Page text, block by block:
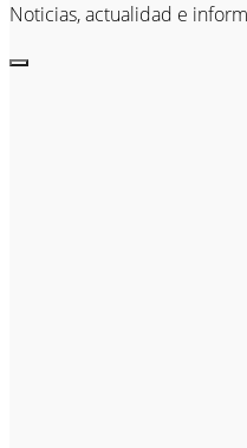
Noticias, actualidad e